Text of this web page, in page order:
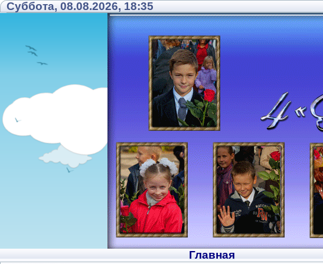
Суббота, 08.08.2026, 18:35
Главная